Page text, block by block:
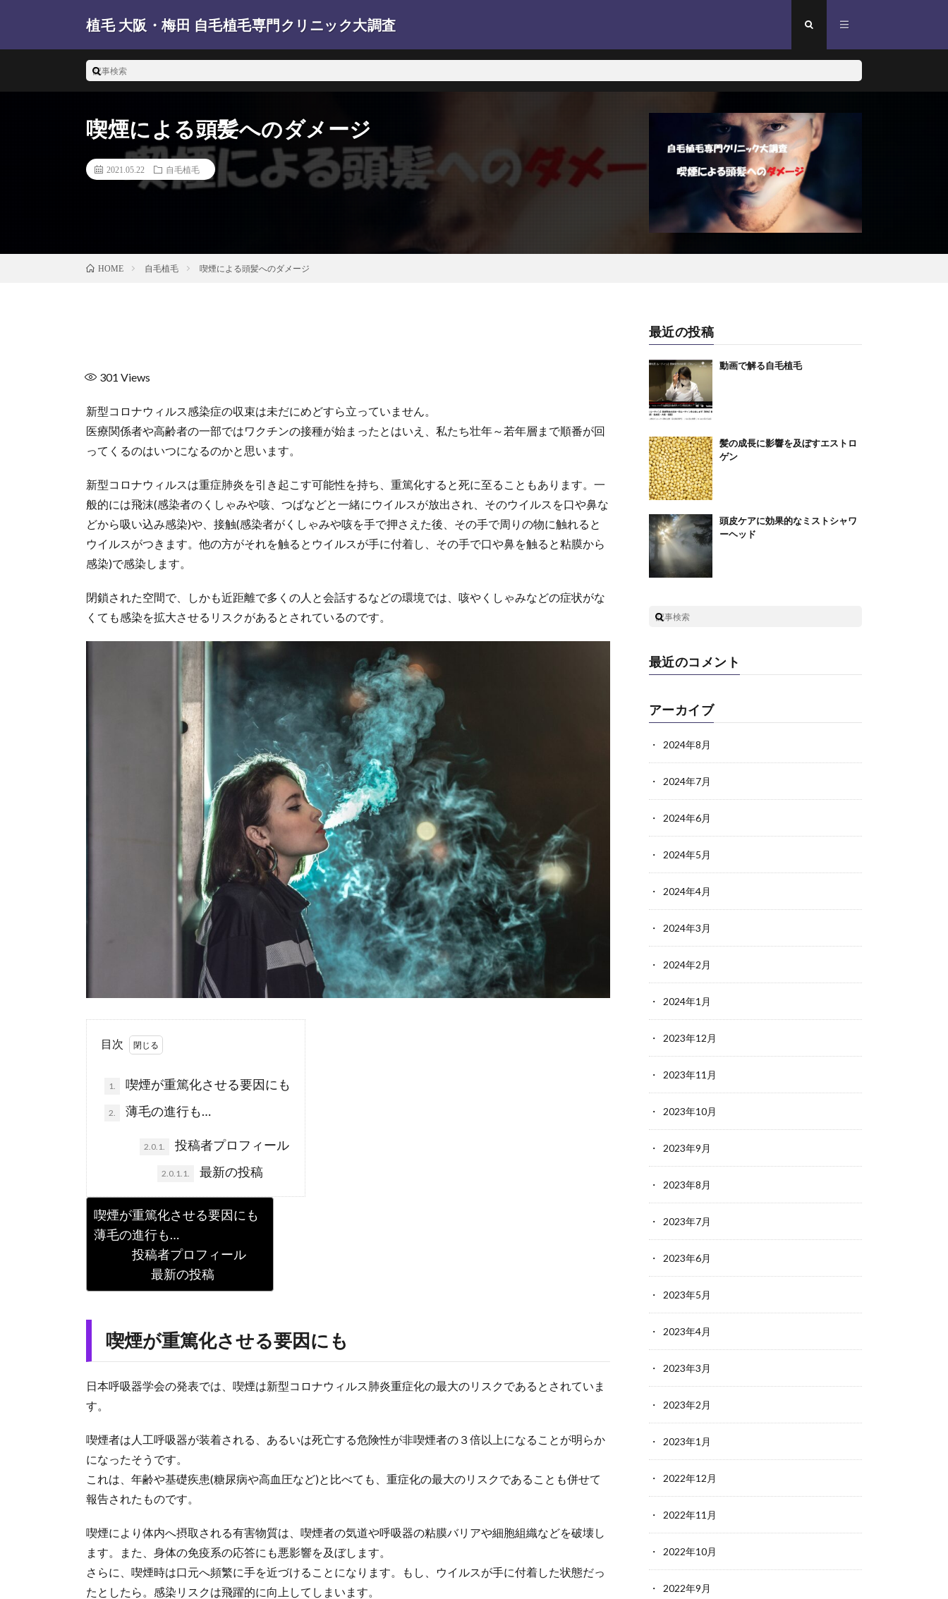
植毛 大阪・梅田 自毛植毛専門クリニック大調査
喫煙による頭髪へのダメージ
2021.05.22 自毛植毛
HOME 自毛植毛 喫煙による頭髪へのダメージ
301 Views
新型コロナウィルス感染症の収束は未だにめどすら立っていません。
医療関係者や高齢者の一部ではワクチンの接種が始まったとはいえ、私たち壮年～若年層まで順番が回
ってくるのはいつになるのかと思います。
新型コロナウィルスは重症肺炎を引き起こす可能性を持ち、重篤化すると死に至ることもあります。一
般的には飛沫(感染者のくしゃみや咳、つばなどと一緒にウイルスが放出され、そのウイルスを口や鼻な
どから吸い込み感染)や、接触(感染者がくしゃみや咳を手で押さえた後、その手で周りの物に触れると
ウイルスがつきます。他の方がそれを触るとウイルスが手に付着し、その手で口や鼻を触ると粘膜から
感染)で感染します。
閉鎖された空間で、しかも近距離で多くの人と会話するなどの環境では、咳やくしゃみなどの症状がな
くても感染を拡大させるリスクがあるとされているのです。
目次
1. 喫煙が重篤化させる要因にも
2. 薄毛の進行も…
2.0.1. 投稿者プロフィール
2.0.1.1. 最新の投稿
喫煙が重篤化させる要因にも
薄毛の進行も…
投稿者プロフィール
最新の投稿
喫煙が重篤化させる要因にも
日本呼吸器学会の発表では、喫煙は新型コロナウィルス肺炎重症化の最大のリスクであるとされていま
す。
喫煙者は人工呼吸器が装着される、あるいは死亡する危険性が非喫煙者の３倍以上になることが明らか
になったそうです。
これは、年齢や基礎疾患(糖尿病や高血圧など)と比べても、重症化の最大のリスクであることも併せて
報告されたものです。
喫煙により体内へ摂取される有害物質は、喫煙者の気道や呼吸器の粘膜バリアや細胞組織などを破壊し
ます。また、身体の免疫系の応答にも悪影響を及ぼします。
さらに、喫煙時は口元へ頻繁に手を近づけることになります。もし、ウイルスが手に付着した状態だっ
たとしたら。感染リスクは飛躍的に向上してしまいます。
最近の投稿
動画で解る自毛植毛
髪の成長に影響を及ぼすエストロ
ゲン
頭皮ケアに効果的なミストシャワ
ーヘッド
最近のコメント
アーカイブ
2024年8月
2024年7月
2024年6月
2024年5月
2024年4月
2024年3月
2024年2月
2024年1月
2023年12月
2023年11月
2023年10月
2023年9月
2023年8月
2023年7月
2023年6月
2023年5月
2023年4月
2023年3月
2023年2月
2023年1月
2022年12月
2022年11月
2022年10月
2022年9月